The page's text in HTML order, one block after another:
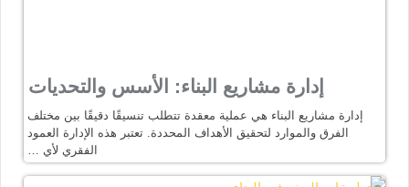
إدارة مشاريع البناء: الأسس والتحديات
إدارة مشاريع البناء هي عملية معقدة تتطلب تنسيقًا دقيقًا بين مختلف
الفرق والموارد لتحقيق الأهداف المحددة. تعتبر هذه الإدارة العمود
الفقري لأي …